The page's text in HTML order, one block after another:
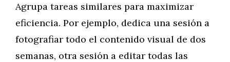
Agrupa tareas similares para maximizar
eficiencia. Por ejemplo, dedica una sesión a
fotografiar todo el contenido visual de dos
semanas, otra sesión a editar todas las